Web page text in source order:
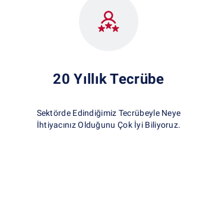
20 Yıllık Tecrübe
Sektörde Edindiğimiz Tecrübeyle Neye
İhtiyacınız Olduğunu Çok İyi Biliyoruz.